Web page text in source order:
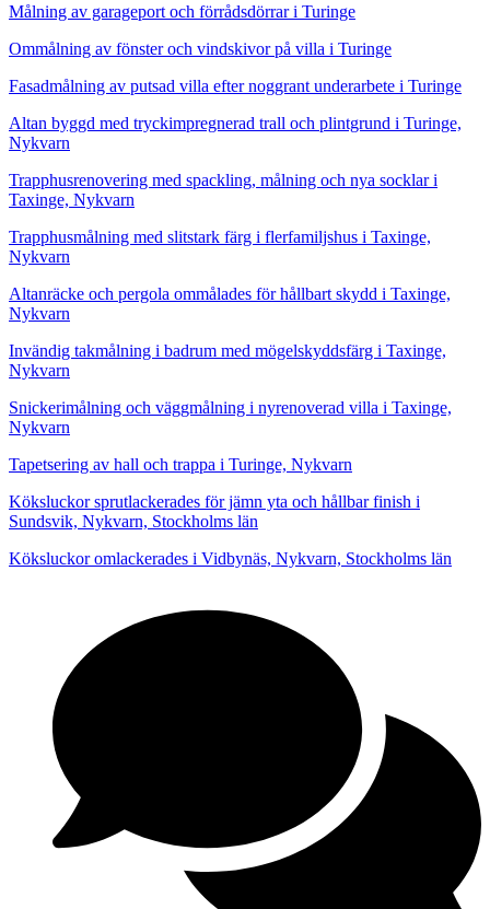
Målning av garageport och förrådsdörrar i Turinge
Ommålning av fönster och vindskivor på villa i Turinge
Fasadmålning av putsad villa efter noggrant underarbete i Turinge
Altan byggd med tryckimpregnerad trall och plintgrund i Turinge,
Nykvarn
Trapphusrenovering med spackling, målning och nya socklar i
Taxinge, Nykvarn
Trapphusmålning med slitstark färg i flerfamiljshus i Taxinge,
Nykvarn
Altanräcke och pergola ommålades för hållbart skydd i Taxinge,
Nykvarn
Invändig takmålning i badrum med mögelskyddsfärg i Taxinge,
Nykvarn
Snickerimålning och väggmålning i nyrenoverad villa i Taxinge,
Nykvarn
Tapetsering av hall och trappa i Turinge, Nykvarn
Köksluckor sprutlackerades för jämn yta och hållbar finish i
Sundsvik, Nykvarn, Stockholms län
Köksluckor omlackerades i Vidbynäs, Nykvarn, Stockholms län